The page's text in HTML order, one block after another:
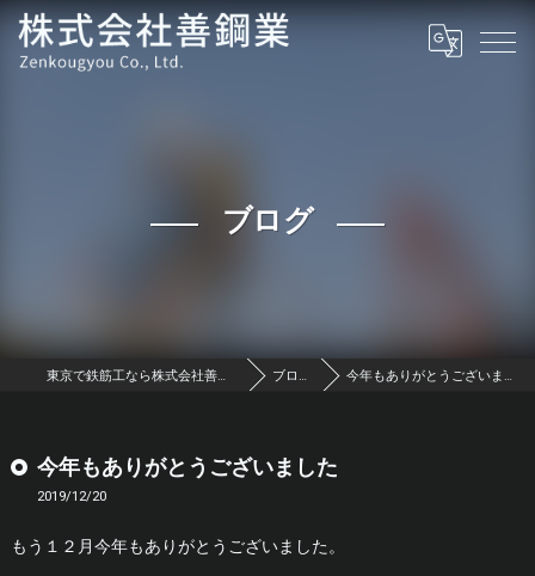
ブログ
東京で鉄筋工なら株式会社善鋼業 ブログ 今年もありがとうございました
今年もありがとうございました
2019/12/20
もう１２月今年もありがとうございました。